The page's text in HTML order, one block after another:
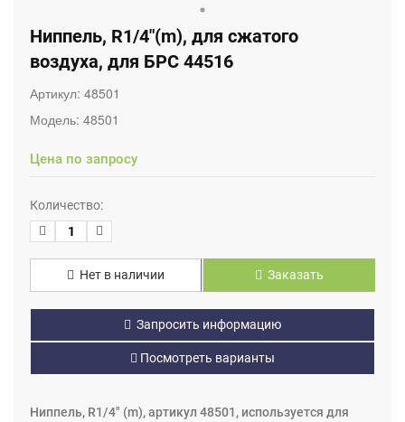
Ниппель, R1/4"(m), для сжатого
воздуха, для БРС 44516
Артикул: 48501
Модель: 48501
Цена по запросу
Количество:
Нет в наличии Заказать
Запросить информацию
Посмотреть варианты
Ниппель, R1/4" (m), артикул 48501, используется для